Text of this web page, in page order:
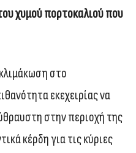
χυμού πορτοκαλιού που
στο
εκεχειρίας να
στην περιοχή της
κέρδη για τις κύριες